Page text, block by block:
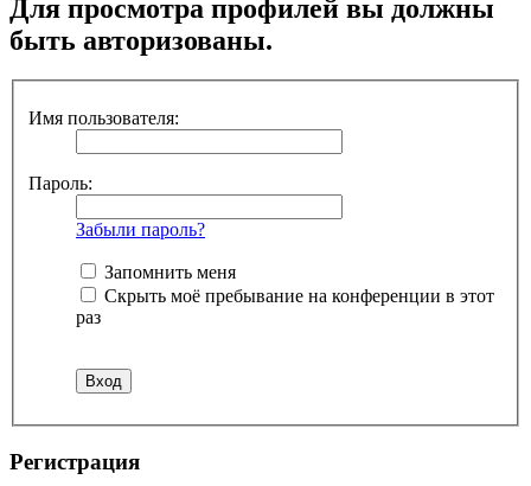
Для просмотра профилей вы должны
быть авторизованы.
Имя пользователя:
Пароль:
Забыли пароль?
Запомнить меня
Скрыть моё пребывание на конференции в этот
раз
Регистрация